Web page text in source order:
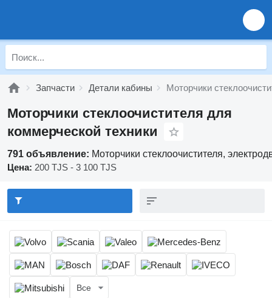
Запчасти Детали кабины Моторчики
Моторчики стеклоочистителя для
коммерческой техники
791 объявление: Моторчики стеклоочистителя,
Цена: 200 TJS - 3 100 TJS
Все